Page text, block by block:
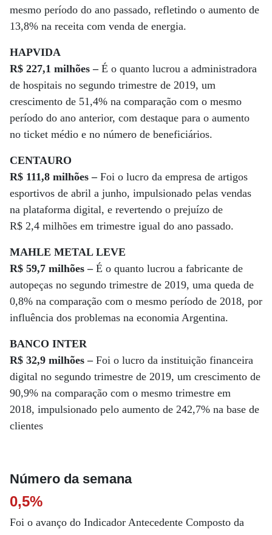
mesmo período do ano passado, refletindo o aumento de
13,8% na receita com venda de energia.
HAPVIDA
R$ 227,1 milhões –É o quanto lucrou a administradora
de hospitais no segundo trimestre de 2019, um
crescimento de 51,4% na comparação com o mesmo
período do ano anterior, com destaque para o aumento
no ticket médio e no número de beneficiários.
CENTAURO
R$ 111,8 milhões –Foi o lucro da empresa de artigos
esportivos de abril a junho, impulsionado pelas vendas
na plataforma digital, e revertendo o prejuízo de
R$ 2,4 milhões em trimestre igual do ano passado.
MAHLE METAL LEVE
R$ 59,7 milhões –É o quanto lucrou a fabricante de
autopeças no segundo trimestre de 2019, uma queda de
0,8% na comparação com o mesmo período de 2018, por
influência dos problemas na economia Argentina.
BANCO INTER
R$ 32,9 milhões –Foi o lucro da instituição financeira
digital no segundo trimestre de 2019, um crescimento de
90,9% na comparação com o mesmo trimestre em
2018, impulsionado pelo aumento de 242,7% na base de
clientes
Número da semana
0,5%
Foi o avanço do Indicador Antecedente Composto da